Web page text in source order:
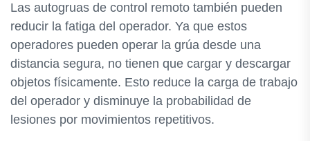
Las autogruas de control remoto también pueden
reducir la fatiga del operador. Ya que estos
operadores pueden operar la grúa desde una
distancia segura, no tienen que cargar y descargar
objetos físicamente. Esto reduce la carga de trabajo
del operador y disminuye la probabilidad de
lesiones por movimientos repetitivos.